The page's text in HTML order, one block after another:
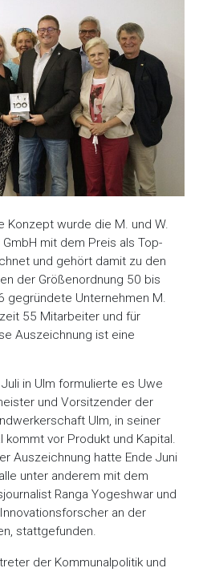
Konzept wurde die M. und W.
mit dem Preis als Top-
und gehört damit zu den
der Größenordnung 50 bis
gegründete Unternehmen M.
55 Mitarbeiter und für
Auszeichnung ist eine
in Ulm formulierte es Uwe
und Vorsitzender der
Ulm, in seiner
kommt vor Produkt und Kapital.
Auszeichnung hatte Ende Juni
unter anderem mit dem
Ranga Yogeshwar und
an der
stattgefunden.
der Kommunalpolitik und